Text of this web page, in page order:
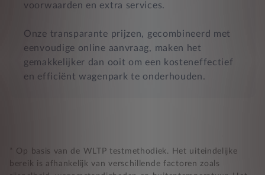
voorwaarden en extra services.
Onze transparante prijzen, gecombineerd met
eenvoudige online aanvraag, maken het
gemakkelijker dan ooit om een kosteneffectief
en efficiënt wagenpark te onderhouden.
* Op basis van de WLTP testmethodiek. Het uiteindelijke
bereik is afhankelijk van verschillende factoren zoals